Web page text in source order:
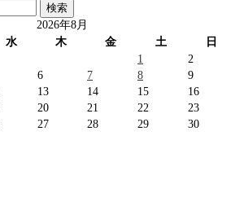
2026年8月
水 木 金 土
日
1
2
6 7 8
9
13 14 15
16
20 21 22
23
27 28 29
30